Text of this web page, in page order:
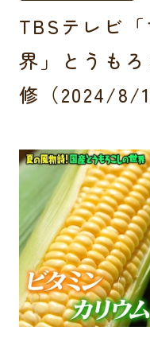
TBSテレビ
界」とうも
修（2024/8/